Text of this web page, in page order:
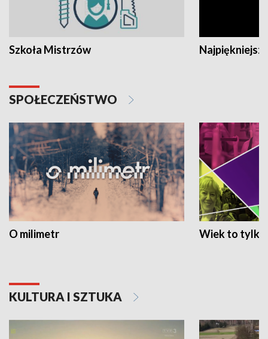
Szkoła Mistrzów
SPOŁECZEŃSTWO
O milimetr Wiek to tylko
KULTURA I SZTUKA